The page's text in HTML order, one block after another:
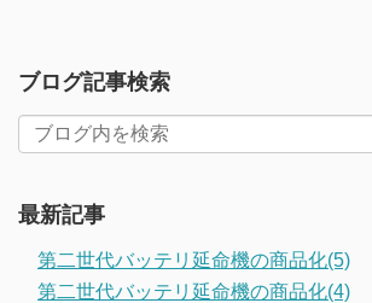
ブログ記事検索
最新記事
第二世代バッテリ延命機の商品化(5)
第二世代バッテリ延命機の商品化(4)